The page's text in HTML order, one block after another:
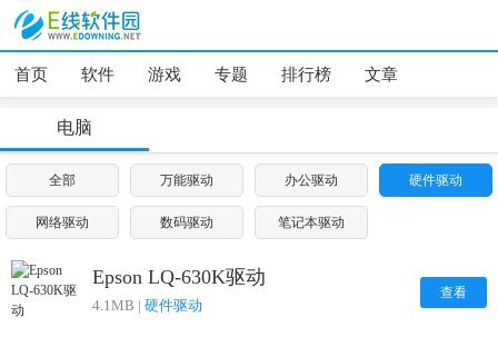
首页 软件 游戏 专题 排行榜 文章
电脑
全部 万能驱动 办公驱动 硬件驱动
网络驱动 数码驱动 笔记本驱动
Epson LQ-630K驱动
4.1MB | 硬件驱动
查看